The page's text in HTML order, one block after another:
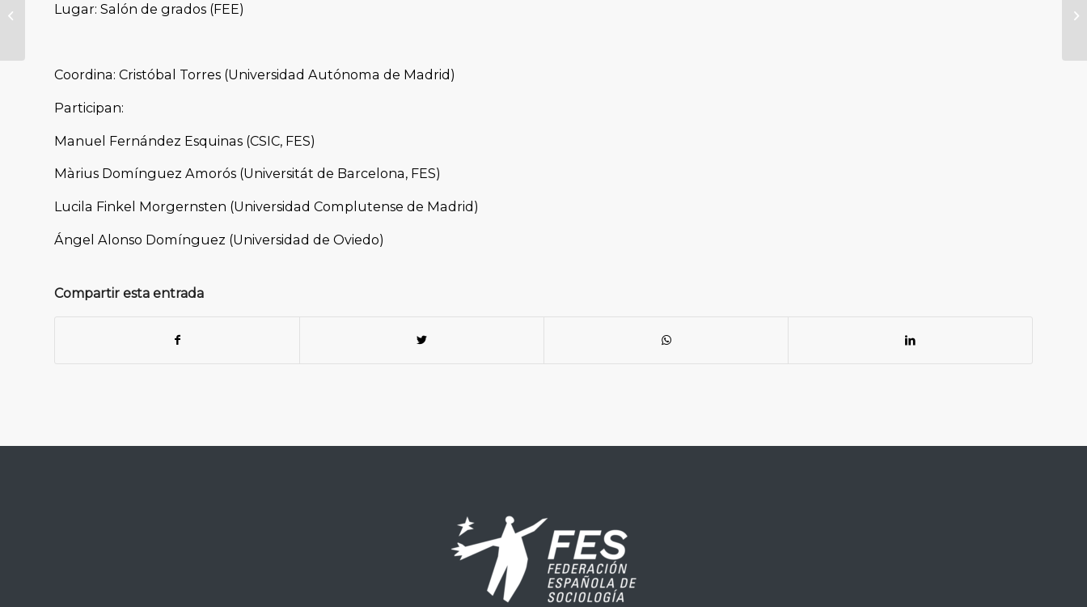
Lugar: Salón de grados (FEE)
Coordina: Cristóbal Torres (Universidad Autónoma de Madrid)
Participan:
Manuel Fernández Esquinas (CSIC, FES)
Màrius Domínguez Amorós (Universitát de Barcelona, FES)
Lucila Finkel Morgernsten (Universidad Complutense de Madrid)
Ángel Alonso Domínguez (Universidad de Oviedo)
Compartir esta entrada
internationalize your